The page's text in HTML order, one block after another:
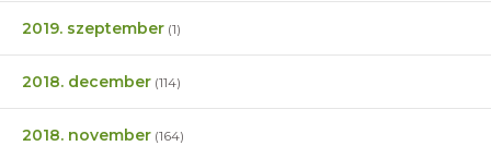
2019. szeptember (1)
2018. december (114)
2018. november (164)